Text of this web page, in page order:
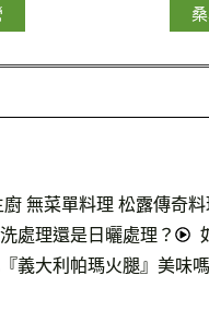
無菜單料理 松露傳奇
處理還是日曬處理？
義大利帕瑪火腿』美味